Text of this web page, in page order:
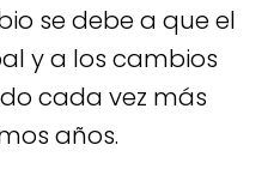
se debe a que el
y a los cambios
cada vez más
años.